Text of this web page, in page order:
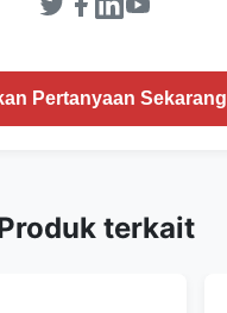
Pertanyaan Sekarang
terkait